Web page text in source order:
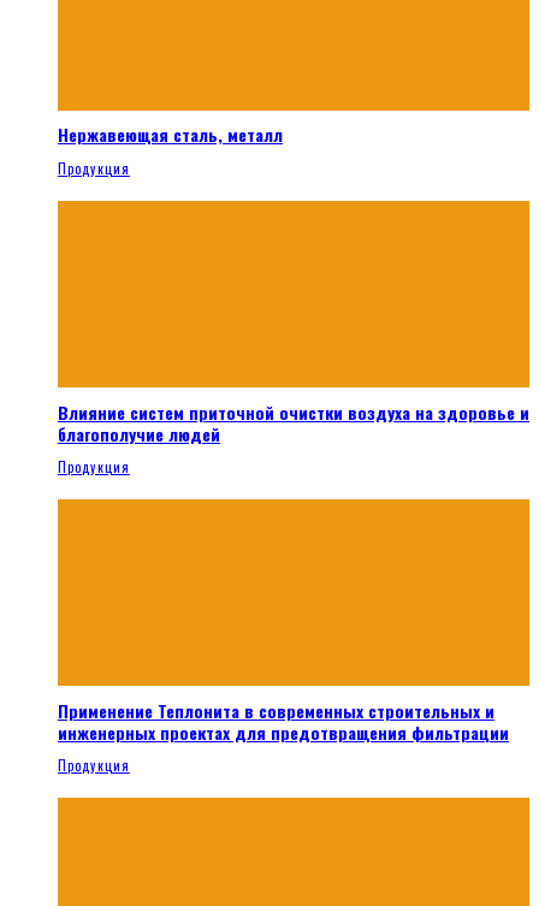
Нержавеющая сталь, металл
Продукция
Влияние систем приточной очистки воздуха на здоровье и
благополучие людей
Продукция
Применение Теплонита в современных строительных и
инженерных проектах для предотвращения фильтрации
Продукция